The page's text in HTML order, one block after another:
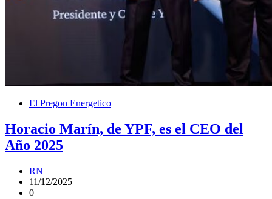
El Pregon Energetico
Horacio Marín, de YPF, es el CEO del
Año 2025
RN
11/12/2025
0